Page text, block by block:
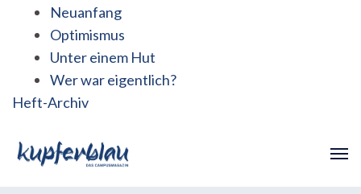
Neuanfang
Optimismus
Unter einem Hut
Wer war eigentlich?
Heft-Archiv